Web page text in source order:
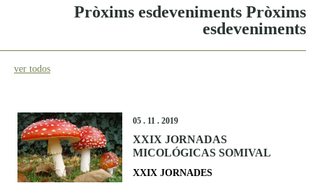
Pròxims esdeveniments Pròxims
esdeveniments
ver todos
05 . 11 . 2019
XXIX JORNADAS
MICOLÓGICAS SOMIVAL
XXIX JORNADES